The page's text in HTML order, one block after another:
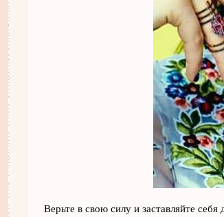
Верьте в свою силу и заставляйте